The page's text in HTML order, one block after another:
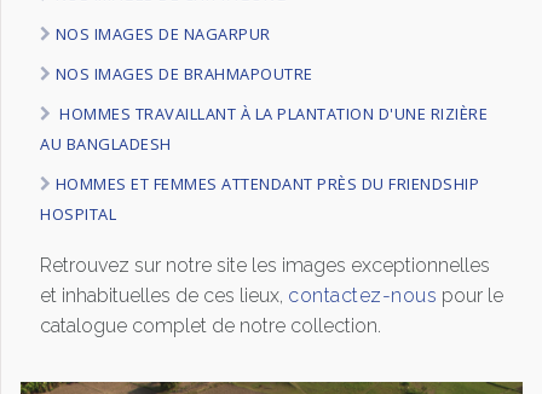
NOS IMAGES DE NAGARPUR
NOS IMAGES DE BRAHMAPOUTRE
HOMMES TRAVAILLANT À LA PLANTATION D'UNE RIZIÈRE
AU BANGLADESH
HOMMES ET FEMMES ATTENDANT PRÈS DU FRIENDSHIP
HOSPITAL
Retrouvez sur notre site les images exceptionnelles
et inhabituelles de ces lieux, contactez-nous pour le
catalogue complet de notre collection.